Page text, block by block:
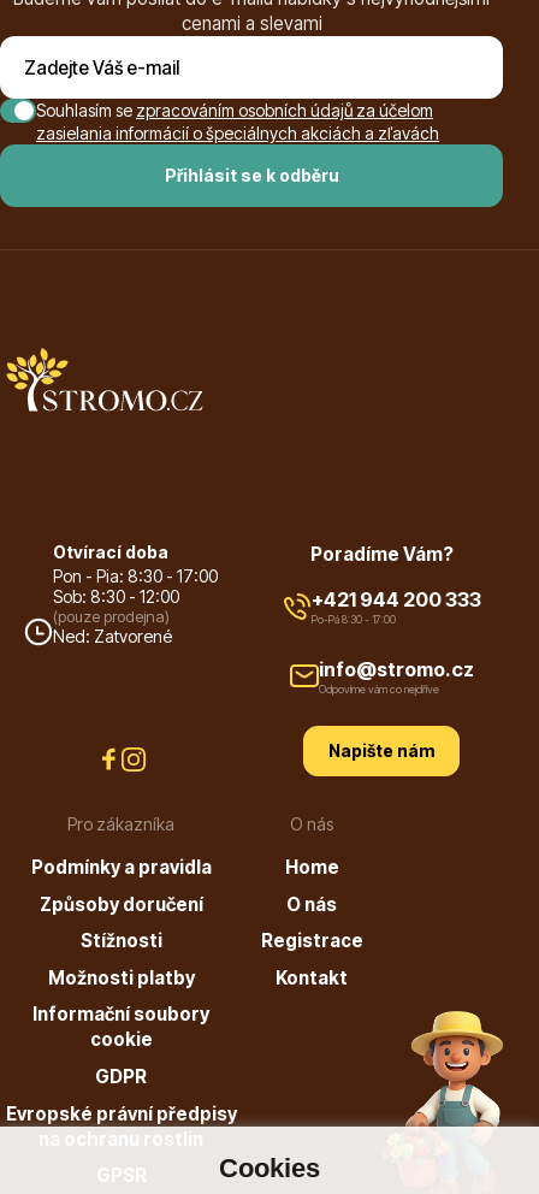
Cookies
info@stromo.cz
Napište nám
cenami a slevami
Přihlásit se k odběru
Souhlasím se zpracováním osobních údajů za účelom
zasielania informácií o špeciálnych akciách a zľavách
Otvírací doba
Pon - Pia: 8:30 - 17:00
Sob: 8:30 - 12:00
(pouze prodejna)
Ned: Zatvorené
Pro zákazníka
Podmínky a pravidla
Způsoby doručení
Stížnosti
Možnosti platby
Informační soubory
cookie
GDPR
Evropské právní předpisy
na ochranu rostlin
GPSR
O nás
Home
O nás
Registrace
Kontakt
Poradíme Vám?
+421 944 200 333
Po-Pá 8:30 - 17:00
info@stromo.cz
Odpovíme vám co nejdříve
Napište nám